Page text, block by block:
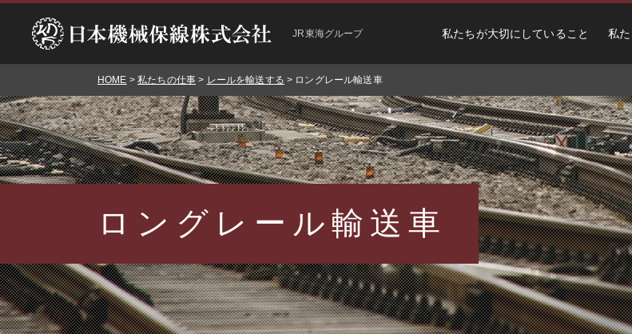
JR東海グループ 私たちが大切にしていること 私
HOME >私たちの仕事 > レールを輸送する > ロングレール輸送車
ロングレール輸送車